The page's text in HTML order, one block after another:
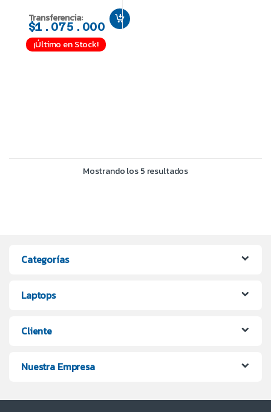
Transferencia:
$1.075.000
¡Último en Stock!
Mostrando los 5 resultados
Categorías
Laptops
Cliente
Nuestra Empresa